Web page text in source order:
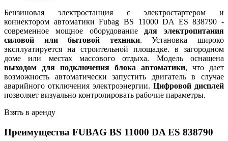
Бензиновая электростанция с электростартером и
коннектором автоматики Fubag BS 11000 DA ES 838790 -
современное мощное оборудованиедля электропитания
силовой или бытовой техники. Установка широко
эксплуатируется на строительной площадке. в загородном
доме или местах массового отдыха. Модель оснащена
выходом для подключения блока автоматики, что дает
возможность автоматически запустить двигатель в случае
аварийного отключения электроэнергии. Цифровой дисплей
позволяет визуально контролировать рабочие параметры.
Взять в аренду
Преимущества FUBAG BS 11000 DA ES 838790